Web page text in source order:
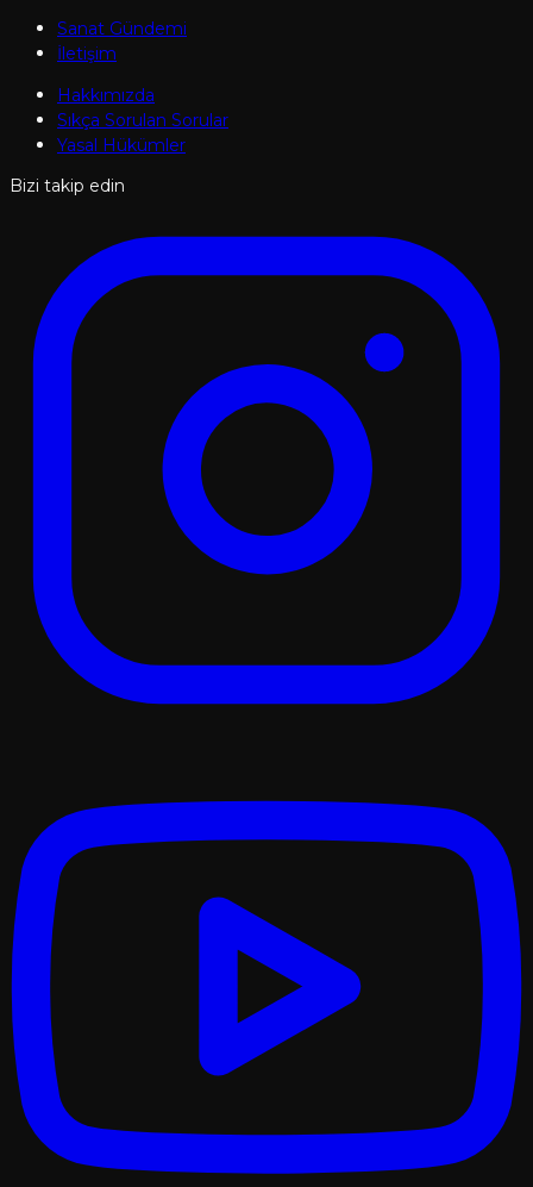
Sanat Gündemi
İletişim
Hakkımızda
Sıkça Sorulan Sorular
Yasal Hükümler
Bizi takip edin